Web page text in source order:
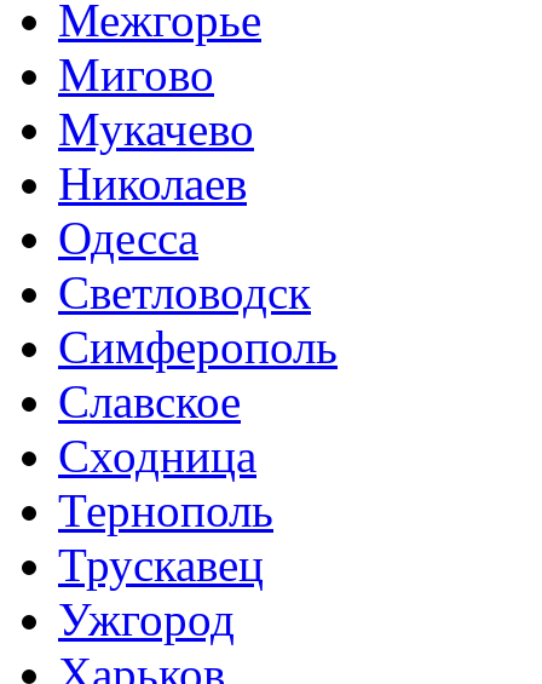
Межгорье
Мигово
Мукачево
Николаев
Одесса
Светловодск
Симферополь
Славское
Сходница
Тернополь
Трускавец
Ужгород